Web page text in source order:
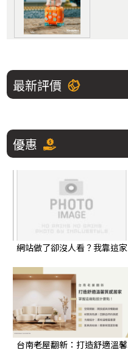
最新評價
優惠
網站做了卻沒人看？我靠這家
升22%｜蘋果網頁設計 評論
台南老屋翻新：打造舒適溫馨